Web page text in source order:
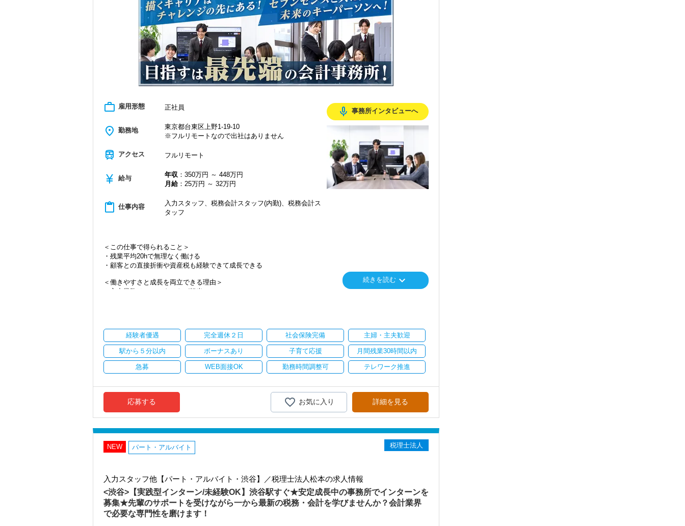
work_outline 雇用形態 正社員
place 勤務地
東京都台東区上野1-19-10
※フルリモートなので出社はありません
train アクセス フルリモート
currency_yen 給与 年収 ：350万円 ～ 448万円
月給：25万円 ～ 32万円
content_paste 仕事内容
入力スタッフ、税務会計スタッフ(内勤)、税務会計ス
タッフ
mic_none 事務所インタビューへ
＜この仕事で得られること＞
・残業平均20hで無理なく働ける
・顧客との直接折衝や資産税も経験できて成長できる
＜働きやすさと成長を両立できる理由＞
・入力業務はアシスタントが担当
・顧客と直接折衝する機会が豊富
・経験値が自然と積み上がる環境
＜働きやすい環境＞
・有給取得率90％以上
・年間休日125日以上
・男性の育休取得率100％
・テレワーク導入済み
・全席デュアルモニタ完備
・クライアント2500社以上
・9割が紹介の安定基盤
・一般企業～医療・学校法人まで対応
・相続／事業承継／M&Aにも対応
＜成長中の税理士法人＞
・全国14拠点で事業展開
・従業員240名以上に拡大
続きを読む keyboard_arrow_down
経験者優遇 完全週休２日 社会保険完備 主婦・主夫歓迎
駅から５分以内 ボーナスあり 子育て応援 月間残業30時間以内
急募 WEB面接OK 勤務時間調整可 テレワーク推進
応募する 詳細を見る
お気に入り
NEW パート・アルバイト 税理士法人
入力スタッフ他【パート・アルバイト・渋谷】／税理士法人松本の求人情報
<渋谷>【実践型インターン/未経験OK】渋谷駅すぐ★安定成長中の事務所でインターンを
募集★先輩のサポートを受けながら一から最新の税務・会計を学びませんか？会計業界
で必要な専門性を磨けます！